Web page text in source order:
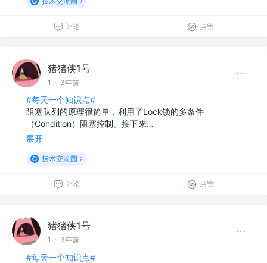
评论 点赞
猪猪侠1号
1 · 3年前
#每天一个知识点#
阻塞队列的原理很简单，利⽤了Lock锁的多条件
（Condition）阻塞控制。接下来…
展开
技术交流圈
评论 点赞
猪猪侠1号
1 · 3年前
#每天一个知识点#